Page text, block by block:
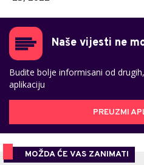
Naše vijesti ne
Budite bolje informisani od
aplikaciju
PREUZMI
MOŽDA ĆE VAS ZANIMATI